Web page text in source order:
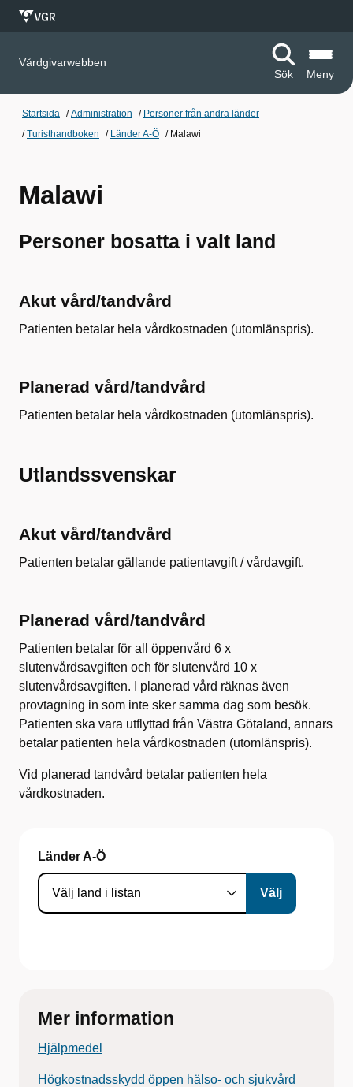
Vårdgivarwebben
Sök
Meny
Startsida /Administration / Personer från andra länder
/Turisthandboken / Länder A-Ö / Malawi
Malawi
Personer bosatta i valt land
Akut vård/tandvård
Patienten betalar hela vårdkostnaden (utomlänspris).
Planerad vård/tandvård
Patienten betalar hela vårdkostnaden (utomlänspris).
Utlandssvenskar
Akut vård/tandvård
Patienten betalar gällande patientavgift / vårdavgift.
Planerad vård/tandvård
Patienten betalar för all öppenvård 6 x
slutenvårdsavgiften och för slutenvård 10 x
slutenvårdsavgiften. I planerad vård räknas även
provtagning in som inte sker samma dag som besök.
Patienten ska vara utflyttad från Västra Götaland, annars
betalar patienten hela vårdkostnaden (utomlänspris).
Vid planerad tandvård betalar patienten hela
vårdkostnaden.
Länder A-Ö
Mer information
Hjälpmedel
Högkostnadsskydd öppen hälso- och sjukvård